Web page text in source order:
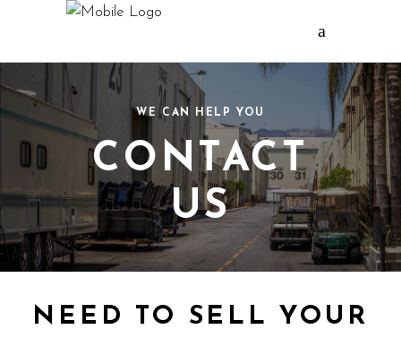
WE CAN HELP YOU
CONTACT
US
NEED TO SELL YOUR